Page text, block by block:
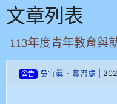
文章列表
113年度青年教育與
公告 吳宜眞 - 實習處 |